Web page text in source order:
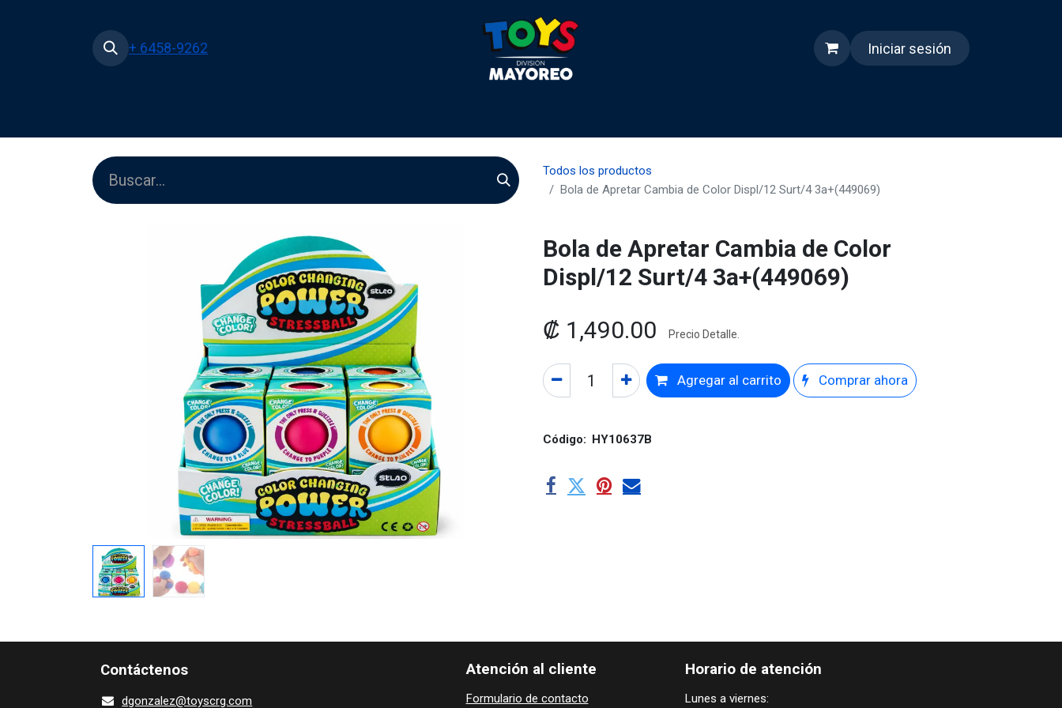
+ 6458-9262 Iniciar sesión
Todos los productos
Bola de Apretar Cambia de Color Displ/12 Surt/4 3a+(449069)
Bola de Apretar Cambia de Color
Displ/12 Surt/4 3a+(449069)
₡ 1,490.00 Precio Detalle.
Agregar al carrito Comprar ahora
Código: HY10637B
Contácte​nos
dgonza​lez@toy​scrg.c​o​m
Horario de atención
Lunes a viernes:
Atención al cliente
Formulario de contacto